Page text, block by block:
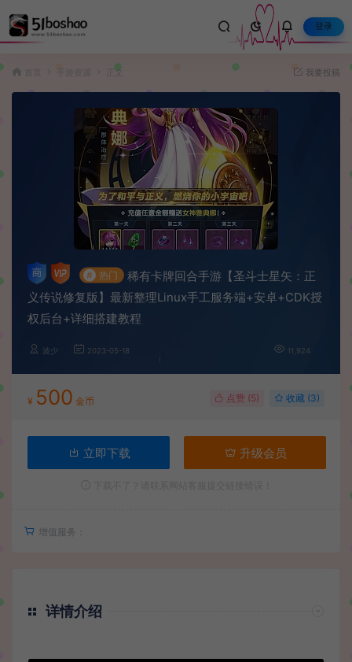
登录
手游资源 正文 我要投稿
# 热门
稀有卡牌回合手游【圣斗士星矢：正
义传说修复版】最新整理Linux手工服务端+安卓+CDK授
权后台+详细搭建教程
波少 2023-05-18 11,924
¥ 500 金币 点赞 (5) 收藏 (3)
立即下载 升级会员
增值服务：
详情介绍